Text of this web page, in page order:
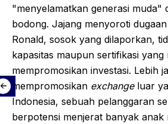
"menyelamatkan generasi muda"
bodong. Jajang menyoroti
Ronald, sosok yang dilaporkan,
kapasitas maupun sertifikasi yang
mempromosikan investasi. Lebih
mempromosikan exchangeluar
Indonesia, sebuah pelanggaran
berpotensi menjerat banyak anak